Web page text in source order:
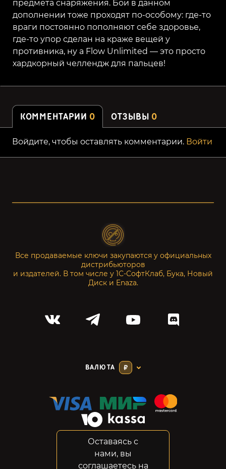
предмета снаряжения. Бои в данном
дополнении тоже проходят по-особому: где-то
враги постоянно пополняют себе здоровье,
где-то упор сделан на краже вещей у
противника, ну а Flow Unlimited — это просто
хардкорный челлендж для пальцев!
КОММЕНТАРИИ 0 ОТЗЫВЫ 0
Войдите, чтобы оставлять комментарии. Войти
Все продаваемые ключи закупаются у официальных
дистрибьюторов
и издателей. В том числе у 1С-СофтКлаб, Бука, Новый
Диск и Enaza.
ВАЛЮТА ₽
Конфиденциальность
Оставаясь с
нами, вы
соглашаетесь на